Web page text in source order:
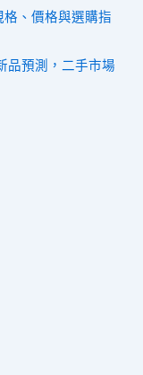
、價格與選購指
品預測，二手市場